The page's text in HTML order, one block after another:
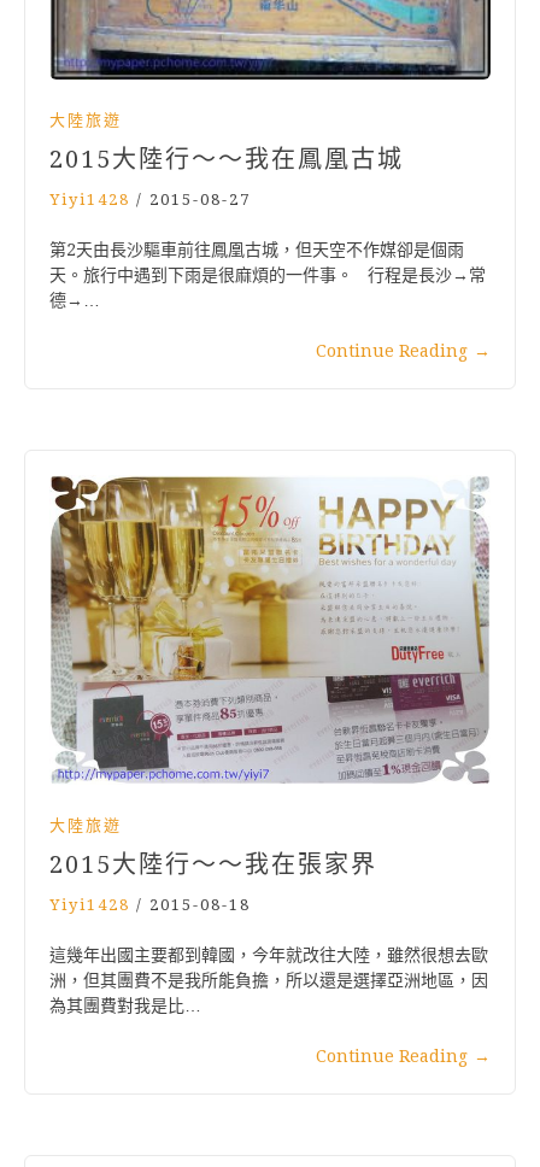
大陸旅遊
2015大陸行～～我在鳳凰古城
Yiyi1428 / 2015-08-27
第2天由長沙驅車前往鳳凰古城，但天空不作媒卻是個雨
天。旅行中遇到下雨是很麻煩的一件事。 行程是長沙→常
德→…
Continue Reading →
大陸旅遊
2015大陸行～～我在張家界
Yiyi1428 / 2015-08-18
這幾年出國主要都到韓國，今年就改往大陸，雖然很想去歐
洲，但其團費不是我所能負擔，所以還是選擇亞洲地區，因
為其團費對我是比…
Continue Reading →